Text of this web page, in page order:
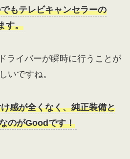
もテレビキャンセラーの
す。
ライバーが瞬時に行うことが
いですね。
感が全くなく、純正装備と
のがGoodです！